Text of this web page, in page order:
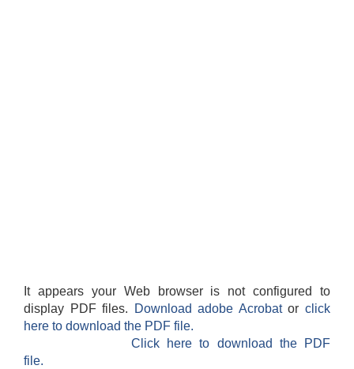
It appears your Web browser is not configured to
display PDF files.
Download adobe Acrobatorclick
here to download the PDF file.
Click here to download the PDF
file.